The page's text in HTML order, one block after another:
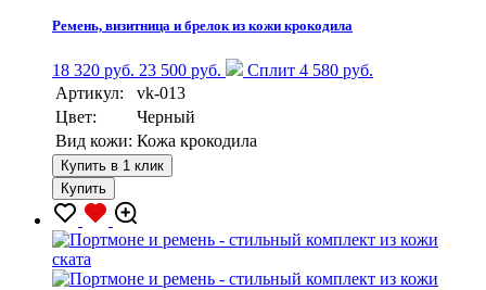
Ремень, визитница и брелок из кожи крокодила
18 320 руб. 23 500 руб.
Сплит 4 580 руб.
Артикул:
vk-013
Цвет:
Черный
Вид кожи: Кожа крокодила
Купить в 1 клик
Купить